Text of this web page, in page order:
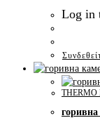
Log in
THERMO